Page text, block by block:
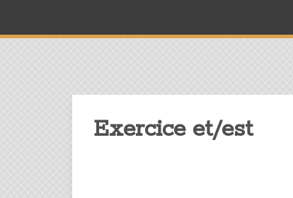
Exercice et/est